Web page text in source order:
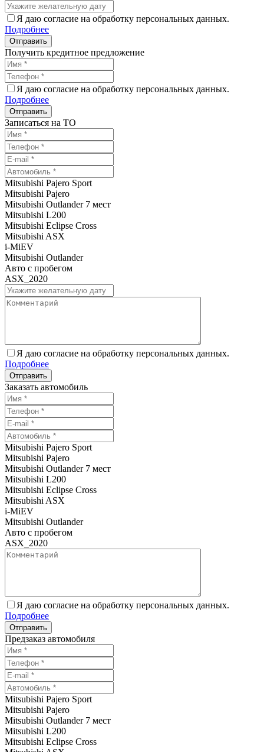
Я даю согласие на обработку персональных данных.
Подробнее
Получить кредитное предложение
Я даю согласие на обработку персональных данных.
Подробнее
Записаться на ТО
Mitsubishi Pajero Sport
Mitsubishi Pajero
Mitsubishi Outlander 7 мест
Mitsubishi L200
Mitsubishi Eclipse Cross
Mitsubishi ASX
i-MiEV
Mitsubishi Outlander
Авто с пробегом
ASX_2020
Я даю согласие на обработку персональных данных.
Подробнее
Заказать автомобиль
Mitsubishi Pajero Sport
Mitsubishi Pajero
Mitsubishi Outlander 7 мест
Mitsubishi L200
Mitsubishi Eclipse Cross
Mitsubishi ASX
i-MiEV
Mitsubishi Outlander
Авто с пробегом
ASX_2020
Я даю согласие на обработку персональных данных.
Подробнее
Предзаказ автомобиля
Mitsubishi Pajero Sport
Mitsubishi Pajero
Mitsubishi Outlander 7 мест
Mitsubishi L200
Mitsubishi Eclipse Cross